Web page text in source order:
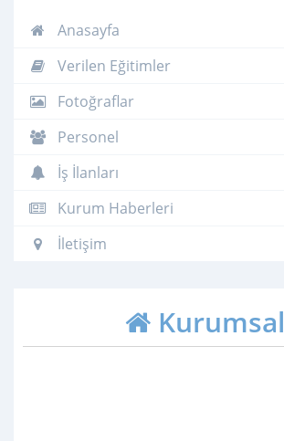
Anasayfa
Verilen Eğitimler
Fotoğraflar
Personel
İş İlanları
Kurum Haberleri
İletişim
Kurumsal